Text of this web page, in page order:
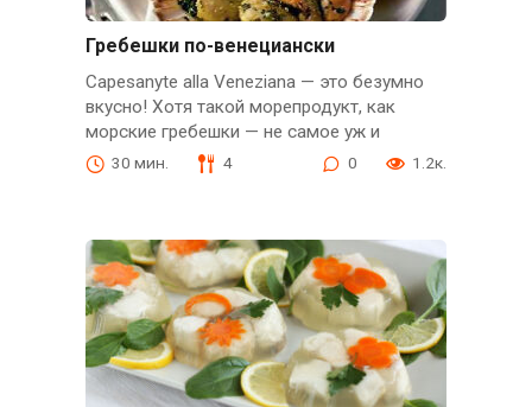
Гребешки по-венециански
Capesanyte alla Veneziana — это безумно
вкусно! Хотя такой морепродукт, как
морские гребешки — не самое уж и
30 мин. 4 0 1.2к.